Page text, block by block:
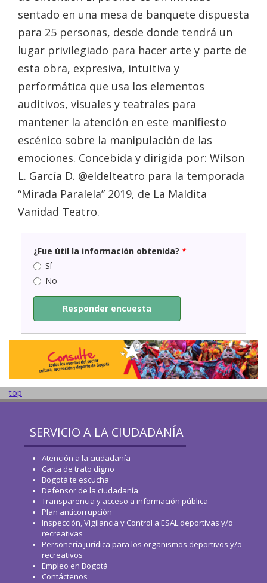
sentado en una mesa de banquete dispuesta
para 25 personas, desde donde tendrá un
lugar privilegiado para hacer arte y parte de
esta obra, expresiva, intuitiva y
performática que usa los elementos
auditivos, visuales y teatrales para
mantener la atención en este manifiesto
escénico sobre la manipulación de las
emociones. Concebida y dirigida por: Wilson
L. García D. @eldelteatro para la temporada
“Mirada Paralela” 2019, de La Maldita
Vanidad Teatro.
¿Fue útil la información obtenida? *
Sí
No
Responder encuesta
top
SERVICIO A LA CIUDADANÍA
Atención a la ciudadanía
Carta de trato digno
Bogotá te escucha
Defensor de la ciudadanía
Transparencia y acceso a información pública
Plan anticorrupción
Inspección, Vigilancia y Control a ESAL deportivas y/o
recreativas
Personería jurídica para los organismos deportivos y/o
recreativos
Empleo en Bogotá
Contáctenos